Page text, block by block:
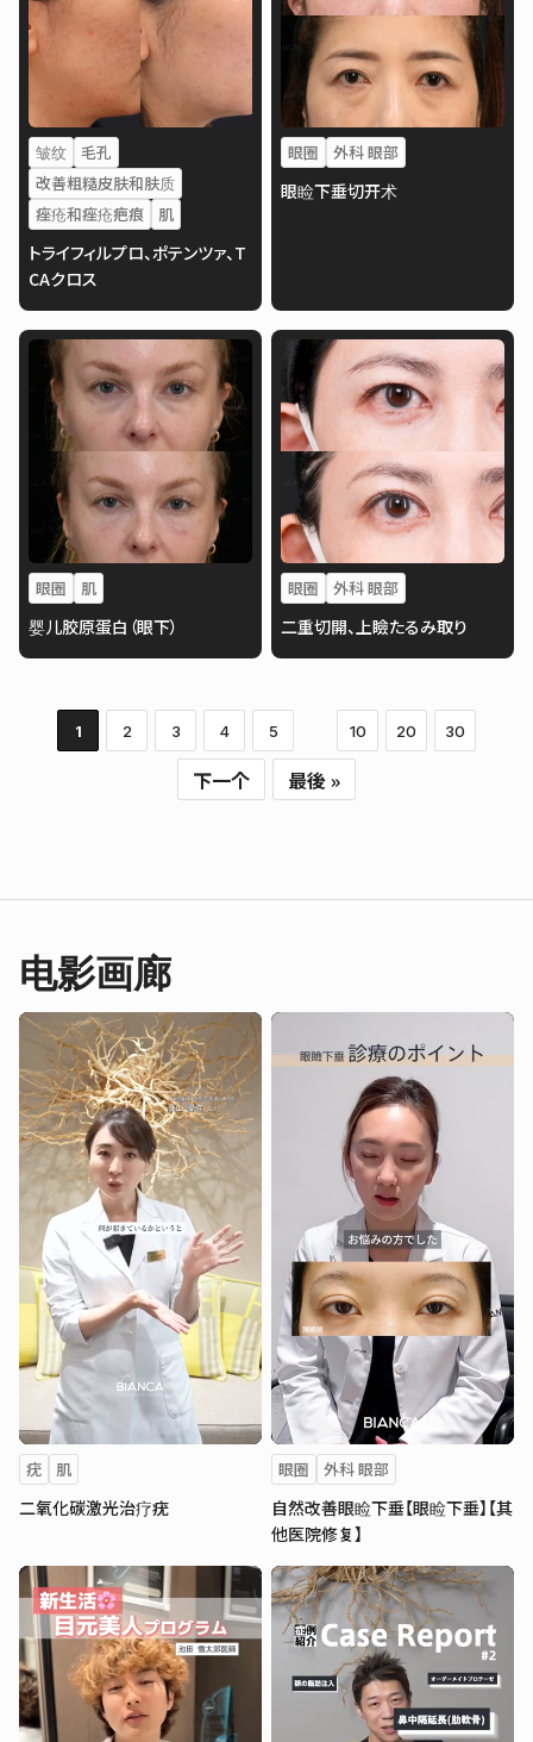
皱纹
毛孔
改善粗糙皮肤和肤质
痤疮和痤疮疤痕
肌
トライフィルプロ、ポテンツァ、T
CAクロス
眼圈 外科 眼部
眼睑下垂切开术
眼圈 肌
婴儿胶原蛋白（眼下）
眼圈 外科 眼部
二重切開、上瞼たるみ取り
1 2 3 4 5 10 20 30
下一个 最後 »
电影画廊
疣 肌
二氧化碳激光治疗疣
眼圈 外科 眼部
自然改善眼睑下垂【眼睑下垂】【其
他医院修复】